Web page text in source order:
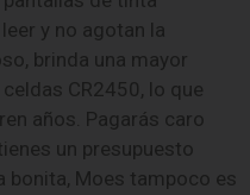
y no agotan la
brinda una mayor
CR2450, lo que
años. Pagarás caro
un presupuesto
bonita, Moes tampoco es